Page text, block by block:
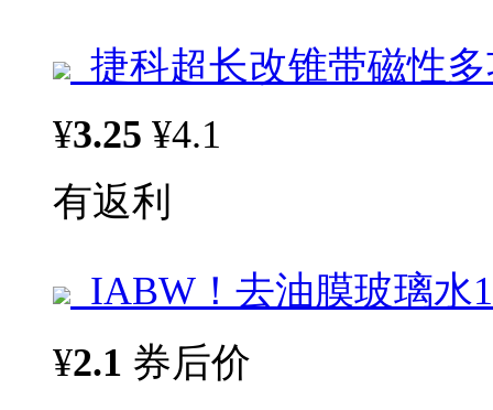
捷科超长改锥带磁性
¥3.25 ¥4.1
有返利
IABW！去油膜玻璃水
¥2.1 券后价